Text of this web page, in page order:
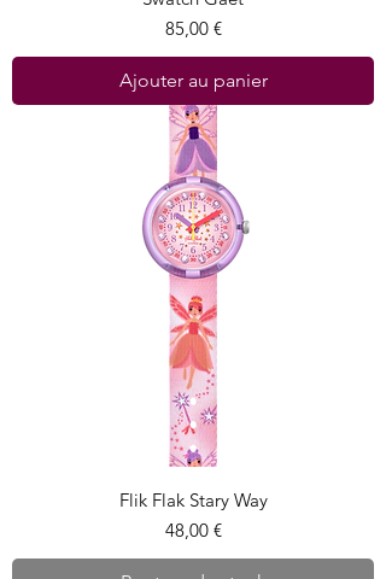
Prix
85,00 €
Ajouter au panier
Flik Flak Stary Way
Prix
48,00 €